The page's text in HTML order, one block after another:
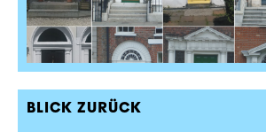
BLICK ZURÜCK